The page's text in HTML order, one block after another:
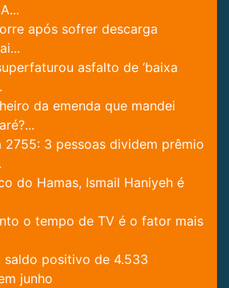
após sofrer descarga
asfalto de ‘baixa
da emenda que mandei
2755: 3 pessoas dividem prêmio
do Hamas, Ismail Haniyeh é
o tempo de TV é o fator mais
saldo positivo de 4.533
junho